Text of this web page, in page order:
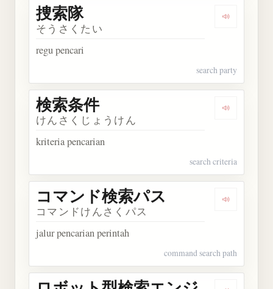
Dengarkan
捜索隊
そうさくたい
regu pencari
search party
Dengarkan
検索条件
けんさくじょうけん
kriteria pencarian
search criteria
Dengarkan
コマンド検索パス
コマンドけんさくパス
jalur pencarian perintah
command search path